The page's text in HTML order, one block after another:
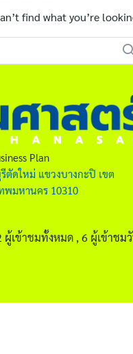
find what you’re
Plan
ตัดใหม่ แขวงบางกะปิ เขต
พมหานคร 10310
ผู้เข้าชมทั้งหมด , 6 ผู้เข้าชม